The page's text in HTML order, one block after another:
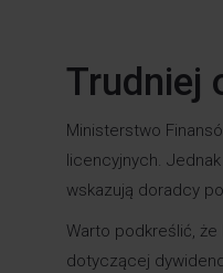
Trudniej
Ministerstwo
licencyjnych.
wskazują doradcy
Warto podkreślić,
dotyczącej